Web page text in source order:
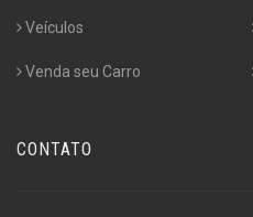
Veículos
Venda seu Carro
CONTATO